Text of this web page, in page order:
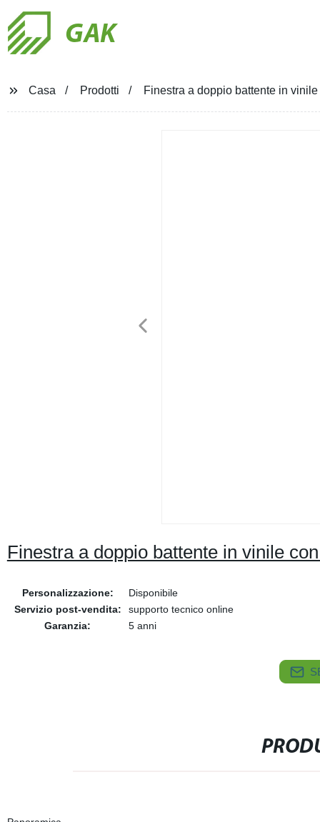
GAK
Casa Prodotti Finestra a doppio battente in
Finestra a doppio battente in vinile
Personalizzazione:
Disponibile
Servizio post-vendita:
supporto tecnico online
Garanzia:
5 anni